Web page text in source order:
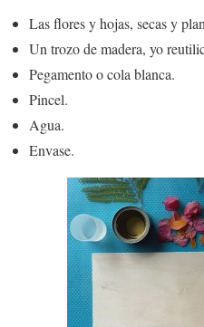
Las flores y hojas, secas y
Un trozo de madera, yo
Pegamento o cola blanca.
Pincel.
Agua.
Envase.